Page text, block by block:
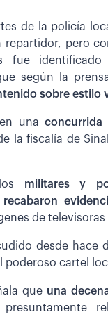
de la policía
repartidor, pero
fue identificado
según la
sobre estilo
una concurrida
la fiscalía de
militares y
de televisoras
desde hace
poderoso cartel
que una